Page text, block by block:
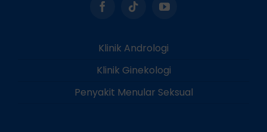
Klinik Andrologi
Klinik Ginekologi
Penyakit Menular Seksual